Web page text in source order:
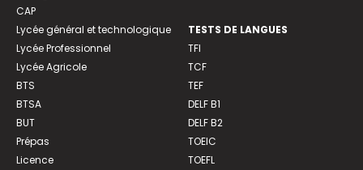
CAP
Lycée général et technologique
Lycée Professionnel
Lycée Agricole
BTS
BTSA
BUT
Prépas
Licence
TESTS DE LANGUES
TFI
TCF
TEF
DELF B1
DELF B2
TOEIC
TOEFL